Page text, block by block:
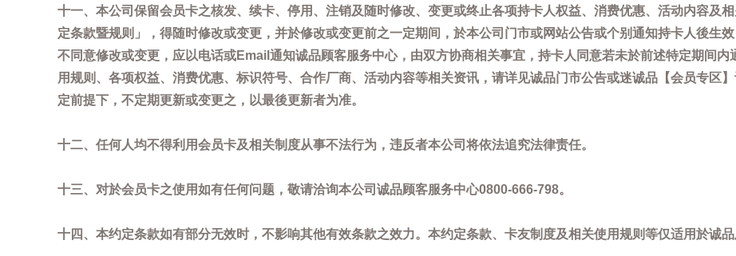
十一、本公司保留会员卡之核发、续卡、停用、注销及随时修改、变更或终止各项持卡人权益、消费优惠、活动内容及
定条款暨规则」，得随时修改或变更，并於修改或变更前之一定期间，於本公司门市或网站公告或个别通知持卡人後生
不同意修改或变更，应以电话或Email通知诚品顾客服务中心，由双方协商相关事宜，持卡人同意若未於前述特定期间
用规则、各项权益、消费优惠、标识符号、合作厂商、活动内容等相关资讯，请详见诚品门市公告或迷诚品【会员专区
定前提下，不定期更新或变更之，以最後更新者为准。
十二、任何人均不得利用会员卡及相关制度从事不法行为，违反者本公司将依法追究法律责任。
十三、对於会员卡之使用如有任何问题，敬请洽询本公司诚品顾客服务中心0800-666-798。
十四、本约定条款如有部分无效时，不影响其他有效条款之效力。本约定条款、卡友制度及相关使用规则等仅适用於诚品